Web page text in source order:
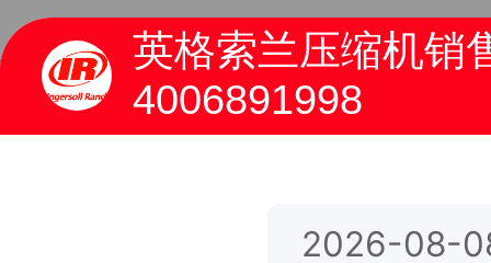
网站首页 产品中心
当前位置：网站首页>关于我们>售后服务
4006891998